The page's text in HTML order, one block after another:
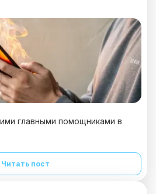
главными помощниками в
Читать пост